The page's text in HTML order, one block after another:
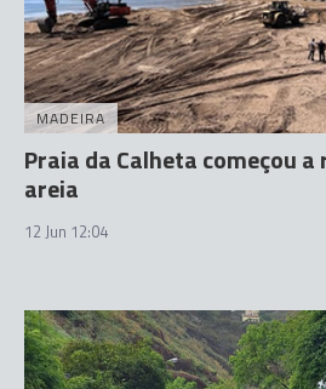
MADEIRA
Praia da Calheta começou
areia
12 Jun 12:04